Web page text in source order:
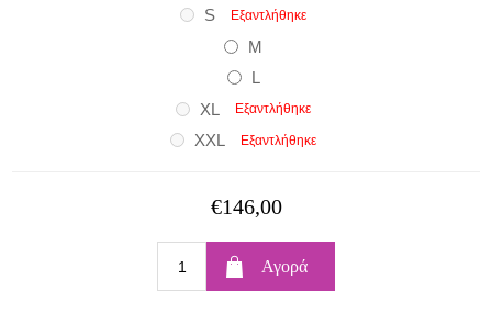
S
Εξαντλήθηκε
M
L
XL
Εξαντλήθηκε
XXL Εξαντλήθηκε
€146,00